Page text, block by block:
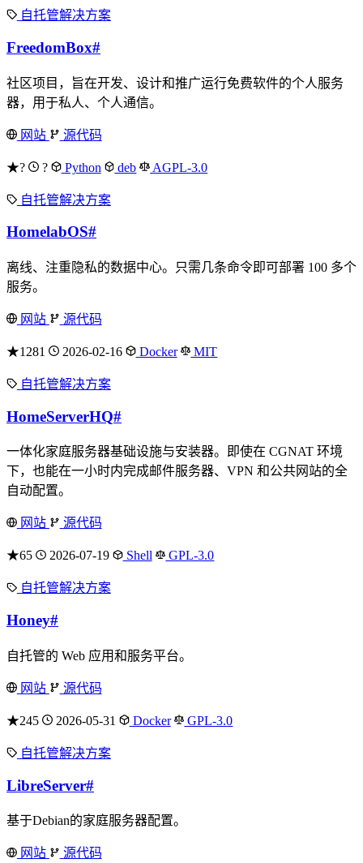
自托管解决方案
FreedomBox#
社区项目，旨在开发、设计和推广运行免费软件的个人服务
器，用于私人、个人通信。
网站 源代码
★? ? Python deb AGPL-3.0
自托管解决方案
HomelabOS#
离线、注重隐私的数据中心。只需几条命令即可部署 100 多个
服务。
网站 源代码
★1281 2026-02-16 Docker MIT
自托管解决方案
HomeServerHQ#
一体化家庭服务器基础设施与安装器。即使在 CGNAT 环境
下，也能在一小时内完成邮件服务器、VPN 和公共网站的全
自动配置。
网站 源代码
★65 2026-07-19 Shell GPL-3.0
自托管解决方案
Honey#
自托管的 Web 应用和服务平台。
网站 源代码
★245 2026-05-31 Docker GPL-3.0
自托管解决方案
LibreServer#
基于Debian的家庭服务器配置。
网站 源代码